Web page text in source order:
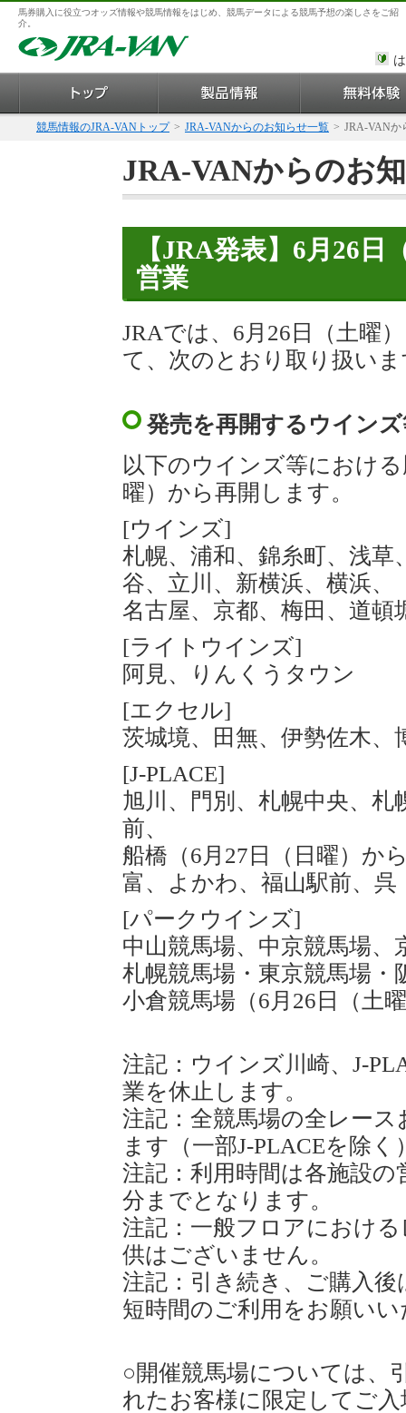
馬券購入に役立つオッズ情報や競馬情報をはじめ、競馬データによる競馬予想の楽しさをご紹
介。
競馬情報のJRA-VANトップ > JRA-VANからのお知らせ一覧 > JRA-VANか
JRA-VANからのお
【JRA発表】6月26
営業
JRAでは、6月26日（土曜
て、次のとおり取り扱い
発売を再開するウイン
以下のウインズ等におけ
曜）から再開します。
[ウインズ]
札幌、浦和、錦糸町、浅草
谷、立川、新横浜、横浜、
名古屋、京都、梅田、道頓
[ライトウインズ]
阿見、りんくうタウン
[エクセル]
茨城境、田無、伊勢佐木、
[J-PLACE]
旭川、門別、札幌中央、札
前、
船橋（6月27日（日曜）か
富、よかわ、福山駅前、呉
[パークウインズ]
中山競馬場、中京競馬場、
札幌競馬場・東京競馬場・
小倉競馬場（6月26日（土
注記：ウインズ川崎、J-
業を休止します。
注記：全競馬場の全レー
ます（一部J-PLACEを除く
注記：利用時間は各施設
分までとなります。
注記：一般フロアにおけ
供はございません。
注記：引き続き、ご購入
短時間のご利用をお願い
○開催競馬場については、
れたお客様に限定してご